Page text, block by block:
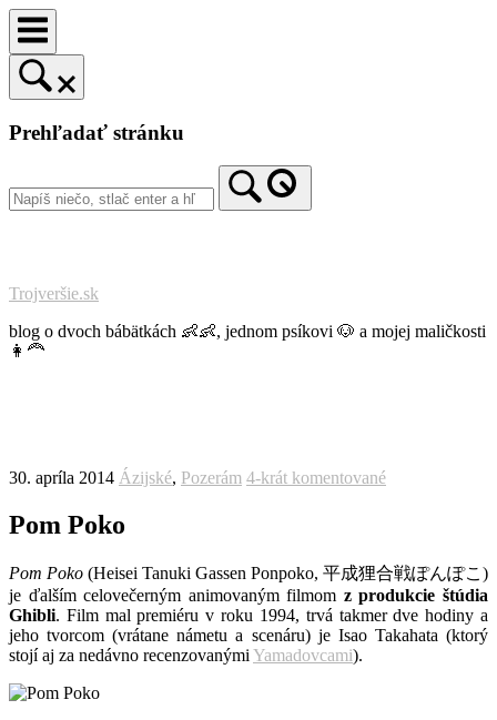
Prejsť
na
obsah
Prehľadať stránku
Trojveršie.sk
blog o dvoch bábätkách 👶👶, jednom psíkovi 🐶 a mojej maličkosti
👩‍🦰
30. apríla 2014 Ázijské, Pozerám 4-krát komentované
Pom Poko
Pom Poko (Heisei Tanuki Gassen Ponpoko, 平成狸合戦ぽんぽこ)
je ďalším celovečerným animovaným filmom z produkcie štúdia
Ghibli. Film mal premiéru v roku 1994, trvá takmer dve hodiny a
jeho tvorcom (vrátane námetu a scenáru) je Isao Takahata (ktorý
stojí aj za nedávno recenzovanými Yamadovcami).